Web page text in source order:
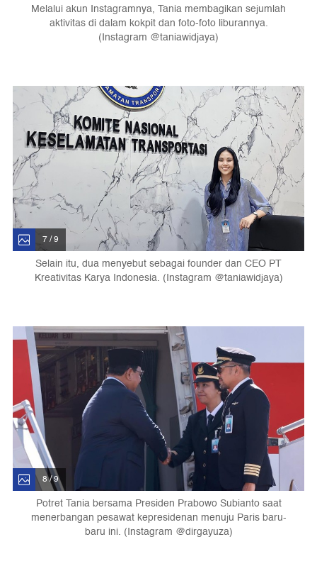
Melalui akun Instagramnya, Tania membagikan sejumlah
aktivitas di dalam kokpit dan foto-foto liburannya.
(Instagram @taniawidjaya)
7 / 9
Selain itu, dua menyebut sebagai founder dan CEO PT
Kreativitas Karya Indonesia. (Instagram @taniawidjaya)
8 / 9
Potret Tania bersama Presiden Prabowo Subianto saat
menerbangan pesawat kepresidenan menuju Paris baru-
baru ini. (Instagram @dirgayuza)